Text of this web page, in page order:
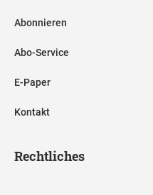
Abonnieren
Abo-Service
E-Paper
Kontakt
Rechtliches